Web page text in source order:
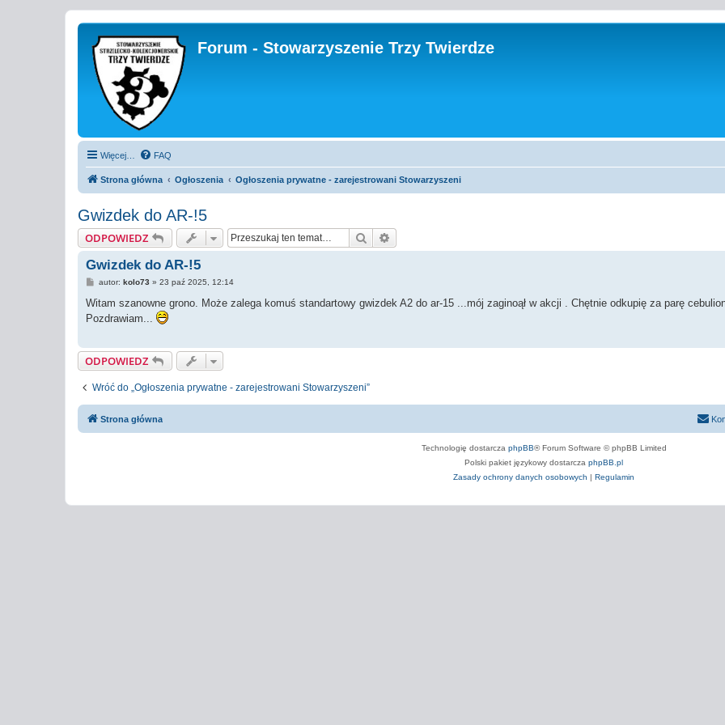
Forum - Stowarzyszenie Trzy Twierdze
Więcej… FAQ
Strona główna Ogłoszenia Ogłoszenia prywatne - zarejestrowani Stowarzyszeni
Gwizdek do AR-!5
ODPOWIEDZ Szukaj
Gwizdek do AR-!5
P
s
autor: kolo73 » 23 paź 2025, 12:14
Witam szanowne grono. Może zalega komuś standartowy gwizdek A2 do ar-15 ...mój zaginoął w akcji . Chętnie odkupię za parę
Pozdrawiam...
ODPOWIEDZ
Wróć do „Ogłoszenia prywatne - zarejestrowani Stowarzyszeni”
Strona główna
Technologię dostarcza phpBB® Forum Software © phpBB Limited
Polski pakiet językowy dostarcza phpBB.pl
Zasady ochrony danych osobowych | Regulamin